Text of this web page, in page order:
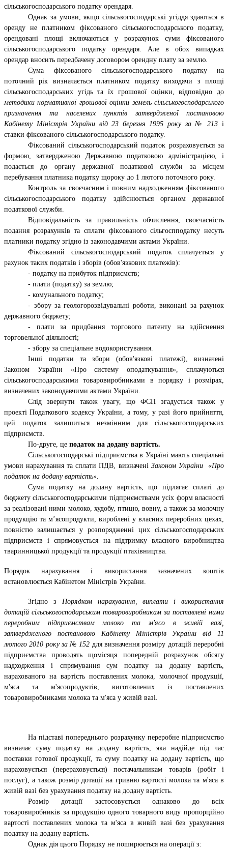
сільськогосподарського податку орендаря.
Однак за умови, якщо сільськогосподарські угіддя здаються в
оренду не платником фіксованого сільськогосподарського податку,
орендовані площі включаються у розрахунок суми фіксованого
сільськогосподарського податку орендаря. Але в обох випадках
орендар вносить передбачену договором орендну плату за землю.
Сума фіксованого сільськогосподарського податку на
поточний рік визначається платником податку виходячи з площі
сільськогосподарських угідь та їх грошової оцінки, відповідно до
методики нормативної грошової оцінки земель сільськогосподарського
призначення та населених пунктів затвердженої постановою
Кабінету Міністрів України від 23 березня 1995 року за № 213 і
ставки фіксованого сільськогосподарського податку.
Фіксований сільськогосподарський податок розраховується за
формою, затвердженою Державною податковою адміністрацією, і
подається до органу державної податкової служби за місцем
перебування платника податку щороку до 1 лютого поточного року.
Контроль за своєчасним і повним надходженням фіксованого
сільськогосподарського податку здійснюється органом державної
податкової служби.
Відповідальність за правильність обчислення, своєчасність
подання розрахунків та сплати фіксованого сільгоспподатку несуть
платники податку згідно із законодавчими актами України.
Фіксований сільськогосподарський податок сплачується у
рахунок таких податків і зборів (обов'язкових платежів):
- податку на прибуток підприємств;
- плати (податку) за землю;
- комунального податку;
- збору за геологорозвідувальні роботи, виконані за рахунок
державного бюджету;
- плати за придбання торгового патенту на здійснення
торговельної діяльності;
- збору за спеціальне водокористування.
Інші податки та збори (обов'язкові платежі), визначені
Законом України «Про систему оподаткування», сплачуються
сільськогосподарськими товаровиробниками в порядку і розмірах,
визначених законодавчими актами України.
Слід звернути також увагу, що ФСП згадується також у
проекті Податкового кодексу України, а тому, у разі його прийняття,
цей податок залишиться незмінним для сільськогосподарських
підприємств.
По-друге, цеподаток на додану вартість.
Сільськогосподарські підприємства в Україні мають спеціальні
умови нарахування та сплати ПДВ, визначені Законом України «Про
податок на додану вартість»
Сума податку на додану вартість, що підлягає сплаті до
бюджету сільськогосподарськими підприємствами усіх форм власності
за реалізовані ними молоко, худобу, птицю, вовну, а також за молочну
продукцію та м’ясопродукти, вироблені у власних переробних цехах,
повністю залишається у розпорядженні цих сільськогосподарських
підприємств і спрямовується на підтримку власного виробництва
тваринницької продукції та продукції птахівництва.
Порядок нарахування і використання зазначених коштів
встановлюється Кабінетом Міністрів України.
Згідно з Порядком нарахування, виплати і використання
дотацій сільськогосподарським товаровиробникам за поставлені ними
переробним підприємствам молоко та м'ясо в живій вазі,
затвердженого постановою Кабінету Міністрів України від 11
лютого 2010 року за № 152 для визначення розміру дотацій переробні
підприємства проводять щомісяця попередній розрахунок обсягу
надходження і спрямування сум податку на додану вартість,
нарахованого на вартість поставлених молока, молочної продукції,
м'яса та м'ясопродуктів, виготовлених із поставлених
товаровиробниками молока та м'яса у живій вазі.
На підставі попереднього розрахунку переробне підприємство
визначає суму податку на додану вартість, яка надійде під час
поставки готової продукції, та суму податку на додану вартість, що
нараховується (перераховується) постачальникам товарів (робіт і
послуг), а також розмір дотації на гривню вартості молока та м'яса в
живій вазі без урахування податку на додану вартість.
Розмір дотації застосовується однаково до всіх
товаровиробників за продукцію одного товарного виду пропорційно
вартості поставлених молока та м'яса в живій вазі без урахування
податку на додану вартість.
Однак дія цього Порядку не поширюється на операції з: